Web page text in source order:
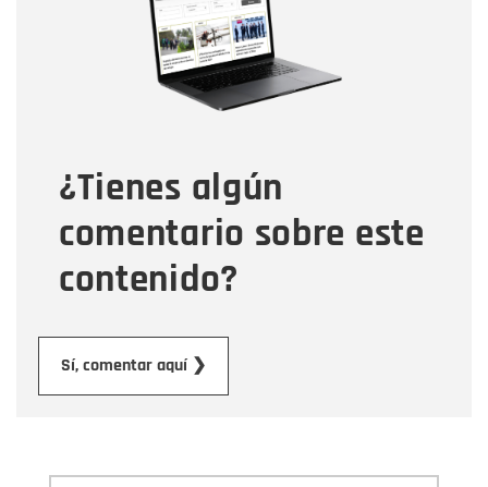
¿Tienes algún
comentario sobre este
contenido?
Sí, comentar aquí ❯
Correo electrónico
Tipo de comentario
Mensaje